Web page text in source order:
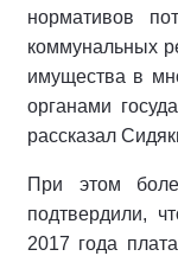
нормативов
коммунальных
имущества в
органами
рассказал
При этом
подтвердили,
2017 года